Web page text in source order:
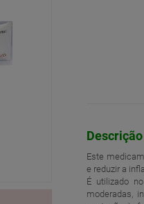
Descrição
Este
e reduzir a
É utilizado
moderadas,